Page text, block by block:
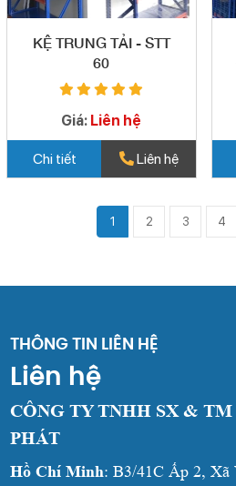
KỆ TRUNG TẢI - STT
60
Giá: Liên hệ
Chi tiết Liên hệ
1 2 3 4
THÔNG TIN LIÊN HỆ
Liên hệ
CÔNG TY TNHH SX &
PHÁT
Hồ Chí Minh: B3/41C Ấp 2, Xã